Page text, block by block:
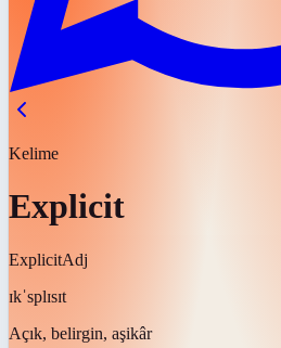
Kelime
Explicit
ExplicitAdj
ɪkˈsplɪsɪt
Açık, belirgin, aşikâr